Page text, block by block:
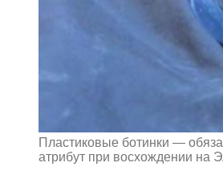
Пластиковые ботинки —
атрибут при восхождении на